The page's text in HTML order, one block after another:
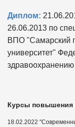
Диплом:
26.06.2013 по
ВПО "Самарский
университет"
Курсы повышения
18.02.2022